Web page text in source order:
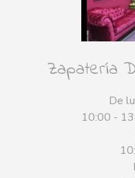
Zapatería
De
10:00 -